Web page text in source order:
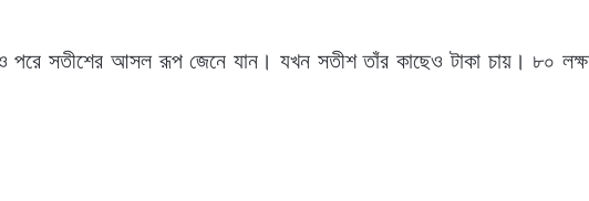
পরে সতীশের আসল রূপ জেনে যান। যখন সতীশ তাঁর কাছেও টাকা চায়। ৮০ লক্ষ